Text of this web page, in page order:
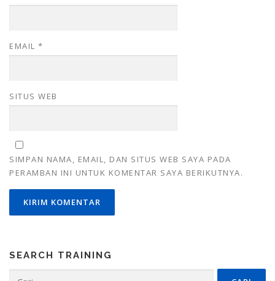
EMAIL *
SITUS WEB
SIMPAN NAMA, EMAIL, DAN SITUS WEB SAYA PADA
PERAMBAN INI UNTUK KOMENTAR SAYA BERIKUTNYA.
SEARCH TRAINING